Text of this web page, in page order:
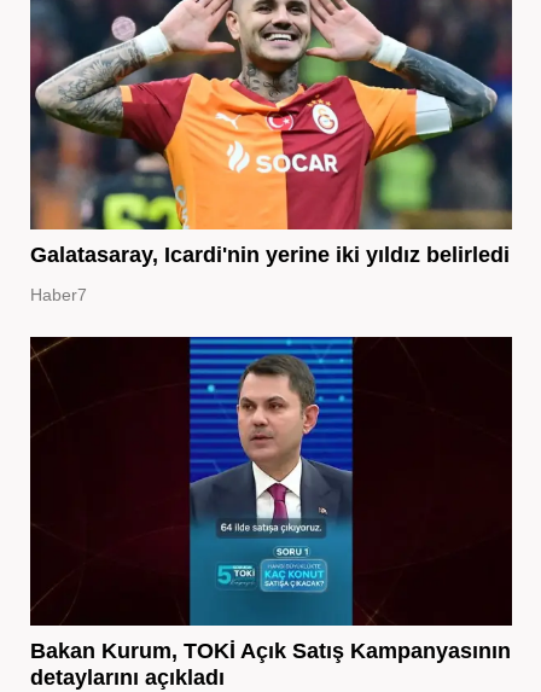
Galatasaray, Icardi'nin yerine iki yıldız belirledi
Haber7
Bakan Kurum, TOKİ Açık Satış Kampanyasının
detaylarını açıkladı